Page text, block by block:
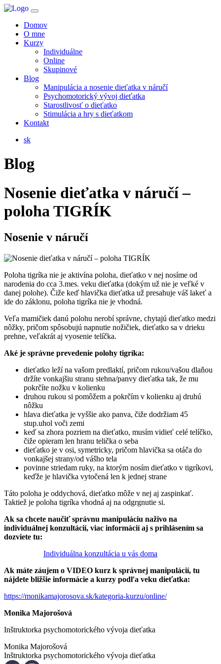
Domov
O mne
Kurzy
Individuálne
Online
Skupinové
Blog
Manipulácia a nosenie dieťatka v náručí
Psychomotorický vývoj dieťatka
Starostlivosť o dieťatko
Stimulácia a hry s dieťatkom
Kontakt
sk
Blog
Nosenie dieťatka v náručí –
poloha TIGRÍK
Nosenie v náručí
Poloha tigríka nie je aktivína poloha, dieťatko v nej nosíme od
narodenia do cca 3.mes. veku dieťatka (dokým už nie je veľké v
danej polohe). Čiže keď hlavička dieťatka už presahuje váš lakeť a
ide do záklonu, poloha tigríka nie je vhodná.
Veľa mamičiek danú polohu nerobí správne, chytajú dieťatko medzi
nôžky, pričom spôsobujú napnutie nožičiek, dieťatko sa v drieku
prehne, veľakrát aj vyosenie telíčka.
Aké je správne prevedenie polohy tigríka:
dieťatko leží na vašom predlaktí, pričom rukou/vašou dlaňou
držíte vonkajšiu stranu stehna/panvy dieťatka tak, že mu
pokrčíte nožku v kolienku
druhou rukou si pomôžem a pokrčím v kolienku aj druhú
nôžku
hlava dieťatka je vyššie ako panva, čiže dodržiam 45
stup.uhol voči zemi
keď sa zhora pozriem na dieťatko, musím vidieť celé telíčko,
čiže opieram len hranu telička o seba
dieťatko je v osi, symetricky, pričom hlavička sa otáča do
vonkajšej strany/od vášho tela
povinne striedam ruky, na ktorým nosím dieťatko v tigríkovi,
keďže je hlavička vytočená len k jednej strane
Táto poloha je oddychová, dieťatko môže v nej aj zaspinkať.
Taktiež je poloha tigríka vhodná aj na odgrgnutie si.
Ak sa chcete naučiť správnu manipuláciu naživo na
individuálnej konzultácií, viac informácií aj s prihlásením sa
dozviete tu:
Individuálna konzultácia u vás doma
Ak máte záujem o VIDEO kurz k správnej manipulácií, tu
nájdete bližšie informácie a kurzy podľa veku dieťatka:
https://monikamajorosova.sk/kategoria-kurzu/online/
Monika Majorošová
Inštruktorka psychomotorického vývoja dieťatka
Monika Majorošová
Inštruktorka psychomotorického vývoja dieťatka